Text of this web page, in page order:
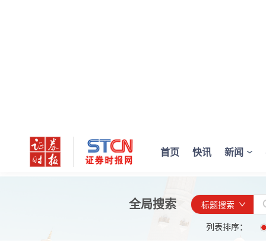
首页 快讯 新闻
全局搜索
标题搜索
列表排序：